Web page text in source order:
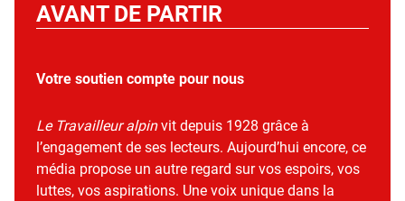
AVANT DE PARTIR
Votre soutien compte pour nous
Le Travailleur alpinvit depuis 1928 grâce à
l’engagement de ses lecteurs. Aujourd’hui encore, ce
média propose un autre regard sur vos espoirs, vos
luttes, vos aspirations. Une voix unique dans la